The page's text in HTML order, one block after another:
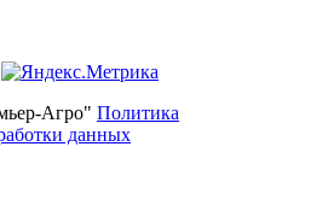
Агро" Политика
данных